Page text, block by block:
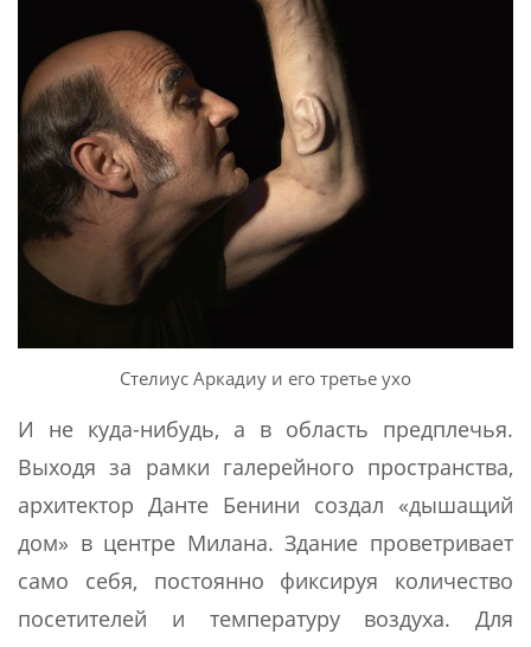
Стелиус Аркадиу и его третье ухо
И не куда-нибудь, а в область предплечья.
Выходя за рамки галерейного пространства,
архитектор Данте Бенини создал «дышащий
дом» в центре Милана. Здание проветривает
само себя, постоянно фиксируя количество
посетителей и температуру воздуха. Для